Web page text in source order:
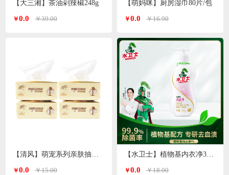
【大三湘】茶油剁辣椒248g
￥0.0 ￥39.00
【清风】萌宠系列亲肤抽纸3层*100抽
￥0.0 ￥15.00
【萌妈咪】厨房湿巾80片/包
￥0.0 ￥16.90
【水卫士】植物基内衣净300g/瓶
￥0.0 ￥18.00